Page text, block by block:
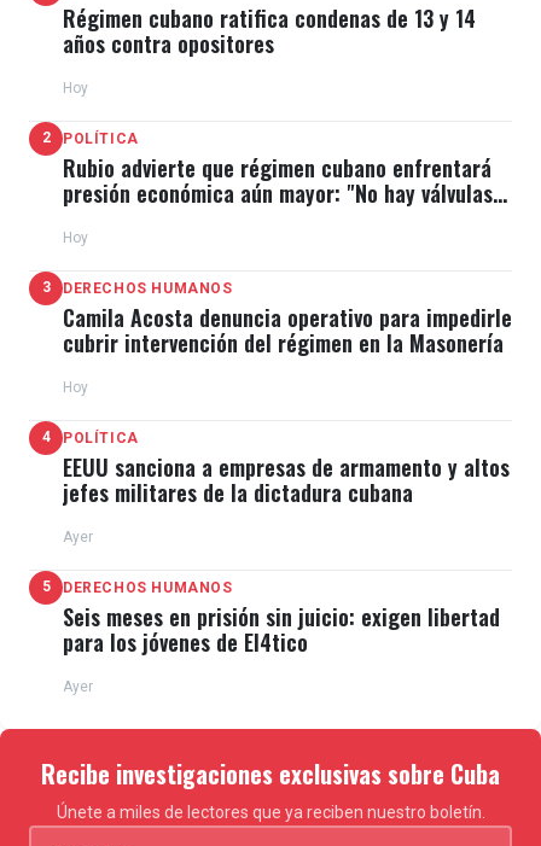
Régimen cubano ratifica condenas de 13 y 14
años contra opositores
Hoy
2 POLÍTICA
Rubio advierte que régimen cubano enfrentará
presión económica aún mayor: "No hay válvulas
Hoy
3 DERECHOS HUMANOS
Camila Acosta denuncia operativo para impedirle
cubrir intervención del régimen en la Masonería
Hoy
4 POLÍTICA
EEUU sanciona a empresas de armamento y altos
jefes militares de la dictadura cubana
Ayer
5 DERECHOS HUMANOS
Seis meses en prisión sin juicio: exigen libertad
para los jóvenes de El4tico
Ayer
Recibe investigaciones exclusivas sobre Cuba
Únete a miles de lectores que ya reciben nuestro boletín.